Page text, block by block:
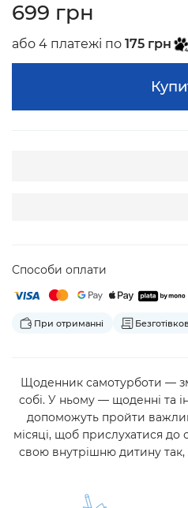
699 грн
або 4 платежі по 175 грн
Способи оплати
При отриманні
Щоденник самотурботи —
собі. У ньому — щоденні та
допоможуть пройти
місяці, щоб прислухатися до
свою внутрішню дитину так,